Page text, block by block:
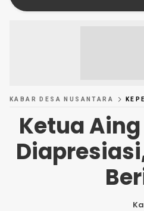
KABAR DESA NUSANTARA
Ketua